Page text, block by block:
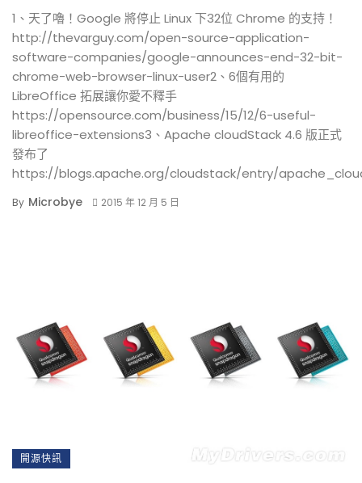
1、天了嚕！Google 將停止 Linux 下32位 Chrome 的支持！
http://thevarguy.com/open-source-application-
software-companies/google-announces-end-32-bit-
chrome-web-browser-linux-user2、6個有用的
LibreOffice 拓展讓你愛不釋手
https://opensource.com/business/15/12/6-useful-
libreoffice-extensions3、Apache cloudStack 4.6 版正式
發布了
https://blogs.apache.org/cloudstack/entry/
By Microbye 2015 年 12 月 5 日
開源快訊